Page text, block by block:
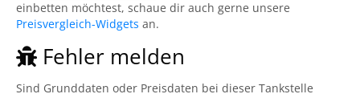
einbetten möchtest, schaue dir auch gerne unsere
Preisvergleich-Widgets an.
Fehler melden
Sind Grunddaten oder Preisdaten bei dieser Tankstelle